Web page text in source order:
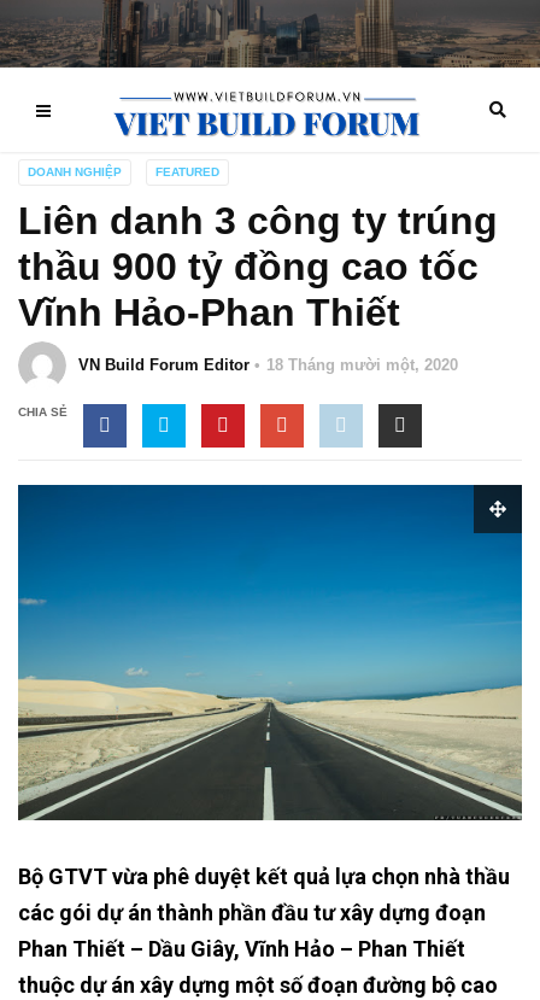
DOANH NGHIỆP FEATURED
Liên danh 3 công ty trúng
thầu 900 tỷ đồng cao tốc
Vĩnh Hảo-Phan Thiết
VN Build Forum Editor 18 Tháng mười một, 2020
CHIA SẺ
Bộ GTVT vừa phê duyệt kết quả lựa chọn nhà thầu
các gói dự án thành phần đầu tư xây dựng đoạn
Phan Thiết – Dầu Giây, Vĩnh Hảo – Phan Thiết
thuộc dự án xây dựng một số đoạn đường bộ cao